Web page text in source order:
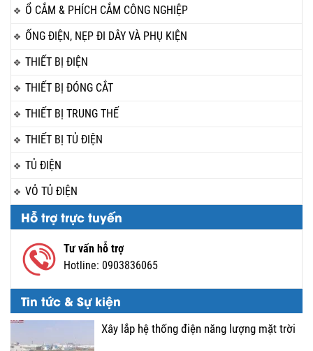
Ổ CẮM & PHÍCH CẮM CÔNG NGHIỆP
ỐNG ĐIỆN, NẸP ĐI DÂY VÀ PHỤ KIỆN
THIẾT BỊ ĐIỆN
THIẾT BỊ ĐÓNG CẮT
THIẾT BỊ TRUNG THẾ
THIẾT BỊ TỦ ĐIỆN
TỦ ĐIỆN
VỎ TỦ ĐIỆN
Hỗ trợ trực tuyến
Tư vấn hỗ trợ
Hotline: 0903836065
Tin tức & Sự kiện
Xây lắp hệ thống điện năng lượng mặt trời